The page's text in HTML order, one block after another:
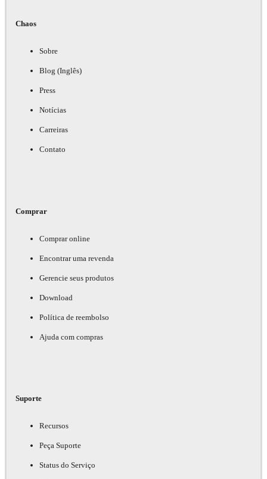
Chaos
Sobre
Blog (Inglês)
Press
Notícias
Carreiras
Contato
Comprar
Comprar online
Encontrar uma revenda
Gerencie seus produtos
Download
Política de reembolso
Ajuda com compras
Suporte
Recursos
Peça Suporte
Status do Serviço